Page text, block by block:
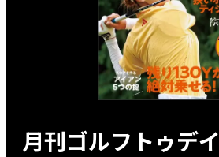
月刊ゴルフトゥデイ